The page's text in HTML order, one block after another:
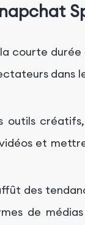
courte
dans
outils
et
des
de